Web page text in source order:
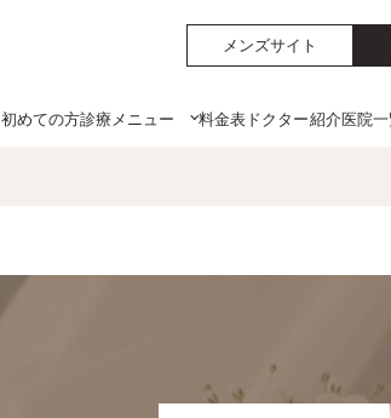
メンズサイト
初めての方診療メニュー 料金表 ドクター紹介医院